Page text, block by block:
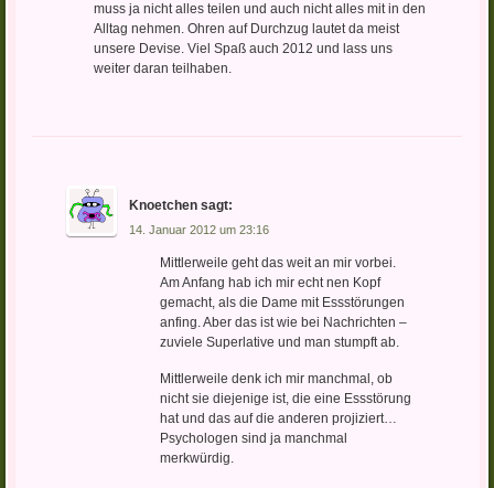
muss ja nicht alles teilen und auch nicht alles mit in den
Alltag nehmen. Ohren auf Durchzug lautet da meist
unsere Devise. Viel Spaß auch 2012 und lass uns
weiter daran teilhaben.
Knoetchen sagt:
14. Januar 2012 um 23:16
Mittlerweile geht das weit an mir vorbei.
Am Anfang hab ich mir echt nen Kopf
gemacht, als die Dame mit Essstörungen
anfing. Aber das ist wie bei Nachrichten –
zuviele Superlative und man stumpft ab.
Mittlerweile denk ich mir manchmal, ob
nicht sie diejenige ist, die eine Essstörung
hat und das auf die anderen projiziert…
Psychologen sind ja manchmal
merkwürdig.